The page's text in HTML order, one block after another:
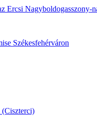
Ercsi Nagyboldogasszony-
Székesfehérváron
(Ciszterci)